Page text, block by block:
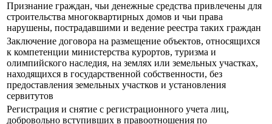
Признание граждан, чьи денежные средства привлечены для
строительства многоквартирных домов и чьи права
нарушены, пострадавшими и ведение реестра таких граждан
Заключение договора на размещение объектов, относящихся
к компетенции министерства курортов, туризма и
олимпийского наследия, на землях или земельных участках,
находящихся в государственной собственности, без
предоставления земельных участков и установления
сервитутов
Регистрация и снятие с регистрационного учета лиц,
добровольно вступивших в правоотношения по